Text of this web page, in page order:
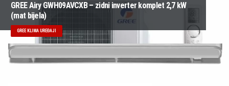
GREE Airy GWH09AVCXB – zidni inverter komplet 2,7 kW
(mat bijela)
GREE KLIMA UREĐAJI